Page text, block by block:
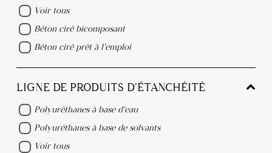
Voir tous
Béton ciré bicomposant
Béton ciré prêt à l'emploi
LIGNE DE PRODUITS D'ÉTANCHÉITÉ
Polyuréthanes à base d'eau
Polyuréthanes à base de solvants
Voir tous